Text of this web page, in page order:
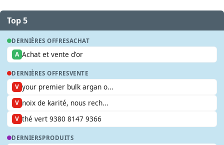
Top 5
DERNIÈRES OFFRESACHAT
A Achat et vente d'or
DERNIÈRES OFFRESVENTE
V your premier bulk argan o...
V noix de karité, nous rech...
V thé vert 9380 8147 9366
DERNIERSPRODUITS